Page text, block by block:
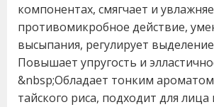
компонентах, смягчает и
противомикробное действие,
высыпания, регулирует
Повышает упругость и
&nbsp;Обладает тонким
тайского риса, подходит для лица